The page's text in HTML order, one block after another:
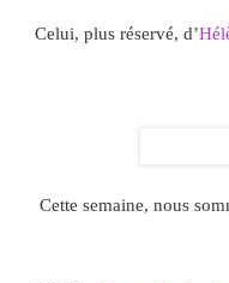
Celui, plus réservé, d’
Cette semaine, nous